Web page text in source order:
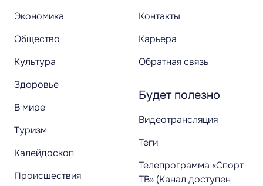
Экономика
Общество
Культура
Здоровье
В мире
Туризм
Калейдоскоп
Происшествия
Контакты
Карьера
Обратная связь
Будет полезно
Видеотрансляция
Теги
Телепрограмма «Спорт
ТВ» (Канал доступен